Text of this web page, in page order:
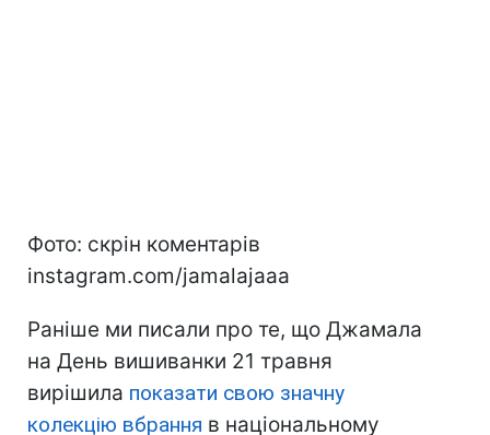
Фото: скрін коментарів
instagram.com/jamalajaaa
Раніше ми писали про те, що Джамала
на День вишиванки 21 травня
вирішила показати свою значну
колекцію вбрання в національному